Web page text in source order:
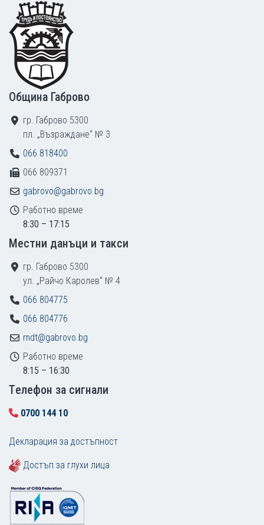
Footer
Община Габрово
гр. Габрово 5300
пл. „Възраждане“ № 3
066 818400
066 809371
gabrovo@gabrovo.bg
Работно време
8:30 – 17:15
Местни данъци и такси
гр. Габрово 5300
ул. „Райчо Каролев“ № 4
066 804775
066 804776
mdt@gabrovo.bg
Работно време
8:15 – 16:30
Tелефон за сигнали
0700 144 10
Декларация за достъпност
Достъп за глухи лица